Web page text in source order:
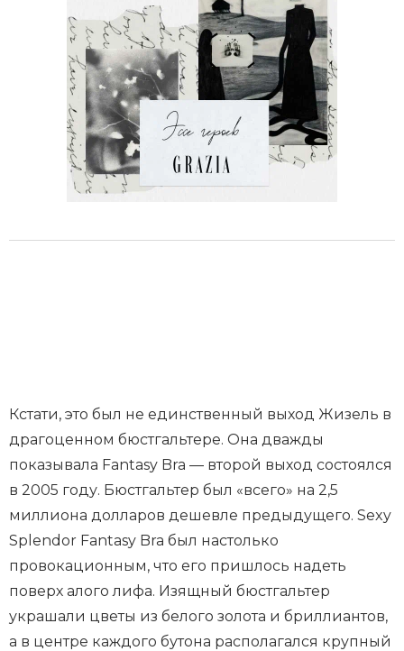
Кстати, это был не единственный выход Жизель в
драгоценном бюстгальтере. Она дважды
показывала Fantasy Bra — второй выход состоялся
в 2005 году. Бюстгальтер был «всего» на 2,5
миллиона долларов дешевле предыдущего. Sexy
Splendor Fantasy Bra был настолько
провокационным, что его пришлось надеть
поверх алого лифа. Изящный бюстгальтер
украшали цветы из белого золота и бриллиантов,
а в центре каждого бутона располагался крупный